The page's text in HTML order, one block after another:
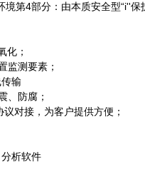
第4部分：由本质安全型“i''保
化；
监测要素；
输
、防腐；
对接，为客户提供方便；
析软件